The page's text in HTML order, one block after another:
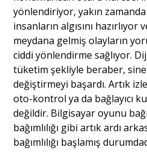
yönlendiriyor, yakın
insanların algısını hazırlıyor
meydana gelmiş olayların
ciddi yönlendirme sağlıyor.
tüketim şekliyle beraber,
değiştirmeyi başardı. Artık
oto-kontrol ya da bağlayıcı
değildir. Bilgisayar oyunu
bağımlılığı gibi artık ardı
bağımlılığı başlamış